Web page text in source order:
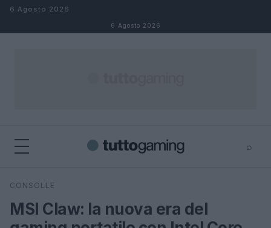
Salta al contenuto
6 Agosto 2026
6 Agosto 2026
⌕
Cerca
CONSOLLE
MSI Claw: la nuova era del